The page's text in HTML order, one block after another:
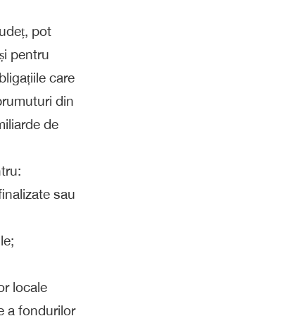
pot
pentru
care
din
de
sau
locale
a fondurilor